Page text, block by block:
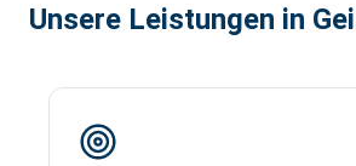
Unsere Leistungen in